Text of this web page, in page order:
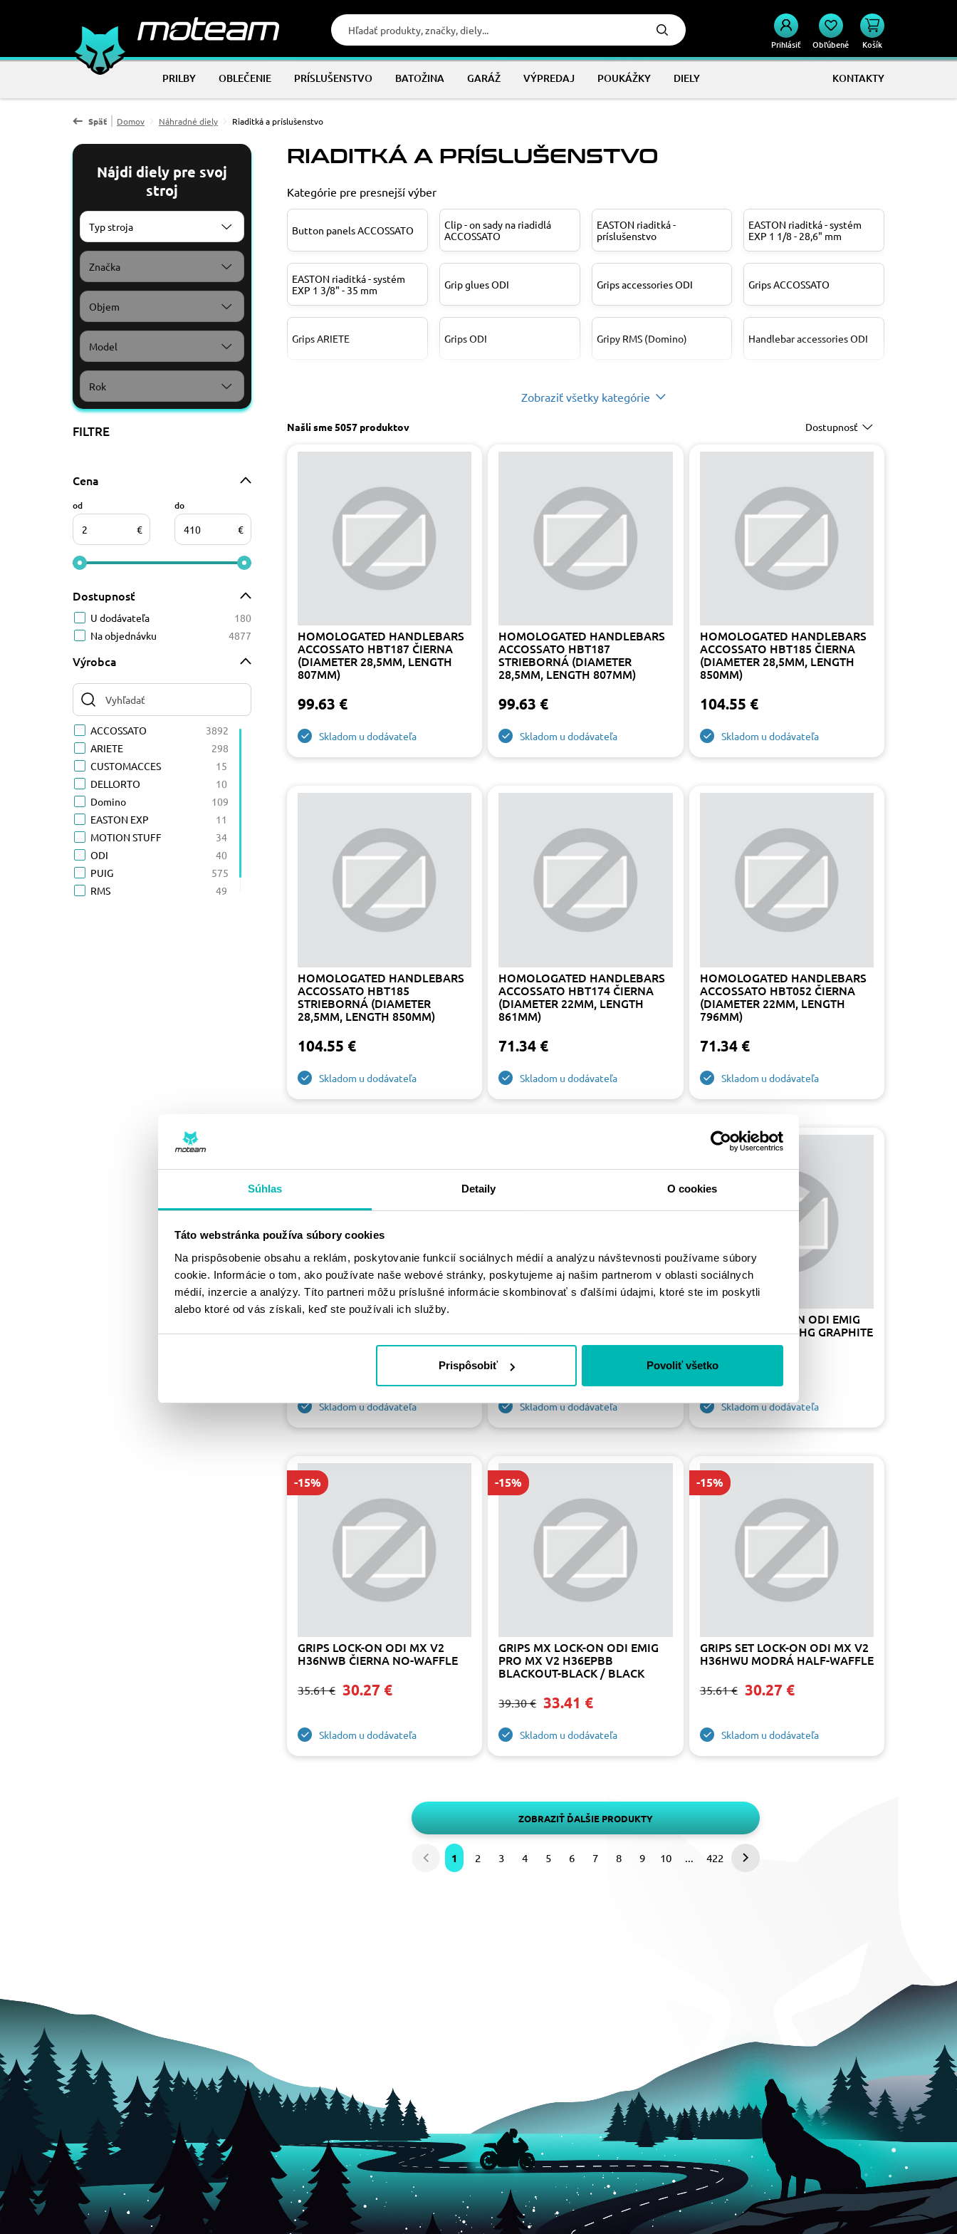
Súhlas Detaily O cookies
Táto webstránka používa súbory cookies
Na prispôsobenie obsahu a reklám, poskytovanie funkcií sociálnych médií a analýzu návštevnosti používame súbory
cookie. Informácie o tom, ako používate naše webové stránky, poskytujeme aj našim partnerom v oblasti sociálnych
médií, inzercie a analýzy. Títo partneri môžu príslušné informácie skombinovať s ďalšími údajmi, ktoré ste im poskytli
alebo ktoré od vás získali, keď ste používali ich služby.
Prispôsobiť Povoliť všetko
Prihlásiť Obľúbené Košík
PRILBY OBLEČENIE PRÍSLUŠENSTVO BATOŽINA GARÁŽ VÝPREDAJ POUKÁŽKY DIELY KONTAKTY
Späť Domov Náhradné diely Riaditká a príslušenstvo
Nájdi diely pre svoj
stroj
Typ stroja
Značka
Objem
Model
Rok
FILTRE
Cena
€
od
€
do
Dostupnosť
U dodávateľa
180
Na objednávku
4877
Výrobca
ACCOSSATO
3892
ARIETE
298
CUSTOMACCES
15
DELLORTO
10
Domino
109
EASTON EXP
11
MOTION STUFF
34
ODI
40
PUIG
575
RMS
49
RIADITKÁ A PRÍSLUŠENSTVO
Kategórie pre presnejší výber
Button panels ACCOSSATO
Clip - on sady na riadidlá
ACCOSSATO
EASTON riaditká -
príslušenstvo
EASTON riaditká - systém
EXP 1 1/8 - 28,6" mm
EASTON riaditká - systém
EXP 1 3/8" - 35 mm
Grip glues ODI Grips accessories ODI Grips ACCOSSATO
Grips ARIETE Grips ODI Gripy RMS (Domino) Handlebar accessories ODI
homologated to bike
STUFF
ACCOSSATO
ACCOSSATO
Riaditká WRP Rukoväte CUSTOMACCES Rukoväte MOTION STUFF Rukoväte PUIG
výstuhy riadidiel PUIG Závažie do riadidiel PUIG Zvýšenie riadidiel PUIG
Zobraziť všetky kategórie
Našli sme5057 produktov Dostupnosť
HOMOLOGATED HANDLEBARS
ACCOSSATO HBT187 ČIERNA
(DIAMETER 28,5MM, LENGTH
807MM)
99.63 €
Skladom u dodávateľa
HOMOLOGATED HANDLEBARS
ACCOSSATO HBT187
STRIEBORNÁ (DIAMETER
28,5MM, LENGTH 807MM)
99.63 €
Skladom u dodávateľa
HOMOLOGATED HANDLEBARS
ACCOSSATO HBT185 ČIERNA
(DIAMETER 28,5MM, LENGTH
850MM)
104.55 €
Skladom u dodávateľa
HOMOLOGATED HANDLEBARS
ACCOSSATO HBT185
STRIEBORNÁ (DIAMETER
28,5MM, LENGTH 850MM)
104.55 €
Skladom u dodávateľa
HOMOLOGATED HANDLEBARS
ACCOSSATO HBT174 ČIERNA
(DIAMETER 22MM, LENGTH
861MM)
71.34 €
Skladom u dodávateľa
HOMOLOGATED HANDLEBARS
ACCOSSATO HBT052 ČIERNA
(DIAMETER 22MM, LENGTH
796MM)
71.34 €
Skladom u dodávateľa
GRIPS LOCK-ON ODI MX V2
H36NWH GRAFITOVÁ NO-
Skladom u dodávateľa
H36HWG GREY SOFT HALF-
WAFFLE
35.61 €
Skladom u dodávateľa
GRIPS MX LOCK-ON ODI EMIG
PRO MX V2 H36EPHG GRAPHITE
/ GREY
39.30 €
Skladom u dodávateľa
-15%
GRIPS LOCK-ON ODI MX V2
H36NWB ČIERNA NO-WAFFLE
35.61 € 30.27 €
Skladom u dodávateľa
-15%
GRIPS MX LOCK-ON ODI EMIG
PRO MX V2 H36EPBB
BLACKOUT-BLACK / BLACK
39.30 € 33.41 €
Skladom u dodávateľa
-15%
GRIPS SET LOCK-ON ODI MX V2
H36HWU MODRÁ HALF-WAFFLE
35.61 € 30.27 €
Skladom u dodávateľa
ZOBRAZIŤ ĎALŠIE PRODUKTY
Predchádzajúca
1 2 3 4 5 6 7 8 9 10 ... 422
Nasledujúca